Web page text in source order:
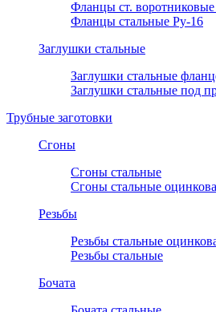
Фланцы ст.
Фланцы стальные Ру-16
Заглушки стальные
Заглушки стальные
Заглушки стальные под
Трубные заготовки
Сгоны
Сгоны стальные
Сгоны стальные
Резьбы
Резьбы стальные
Резьбы стальные
Бочата